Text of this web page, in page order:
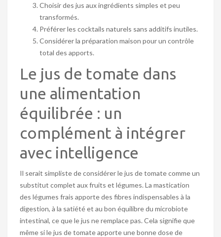
Choisir des jus aux ingrédients simples et peu
transformés.
Préférer les cocktails naturels sans additifs inutiles.
Considérer la préparation maison pour un contrôle
total des apports.
Le jus de tomate dans
une alimentation
équilibrée : un
complément à intégrer
avec intelligence
Il serait simpliste de considérer le jus de tomate comme un
substitut complet aux fruits et légumes. La mastication
des légumes frais apporte des fibres indispensables à la
digestion, à la satiété et au bon équilibre du microbiote
intestinal, ce que le jus ne remplace pas. Cela signifie que
même si le jus de tomate apporte une bonne dose de